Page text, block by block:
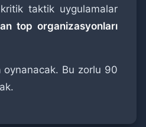
taktik uygulamalar
top organizasyonları
oynanacak. Bu zorlu 90